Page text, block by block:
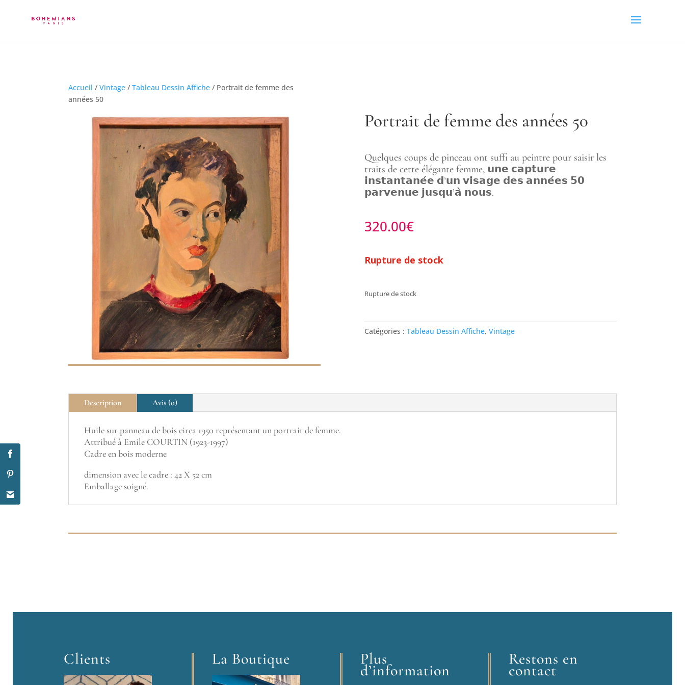
Accueil /Vintage /Tableau Dessin Affiche / Portrait de femme des
années 50
Portrait de femme des années 50
Quelques coups de pinceau ont suffi au peintre pour saisir les
traits de cette élégante femme, 𝘂𝗻𝗲 𝗰𝗮𝗽𝘁𝘂𝗿𝗲
𝗶𝗻𝘀𝘁𝗮𝗻𝘁𝗮𝗻𝗲́𝗲 𝗱’𝘂𝗻 𝘃𝗶𝘀𝗮𝗴𝗲 𝗱𝗲𝘀 𝗮𝗻𝗻𝗲́𝗲𝘀 𝟱𝟬
𝗽𝗮𝗿𝘃𝗲𝗻𝘂𝗲 𝗷𝘂𝘀𝗾𝘂’𝗮̀ 𝗻𝗼𝘂𝘀.
320.00€
Rupture de stock
Rupture de stock
Catégories : Tableau Dessin Affiche, Vintage
Description Avis (0)
Huile sur panneau de bois circa 1950 représentant un portrait de femme.
Attribué à Emile COURTIN (1923-1997)
Cadre en bois moderne
dimension avec le cadre : 42 X 52 cm
Emballage soigné.
Clients La Boutique Plus
d’information
Restons en
contact